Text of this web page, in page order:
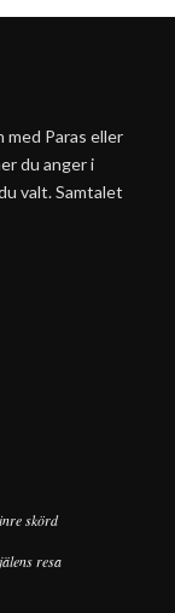
Paras eller
du anger i
valt. Samtalet
skörd
resa